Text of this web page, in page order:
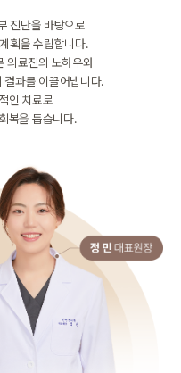
진단을 바탕으로
획을 수립합니다.
의료진의 노하우와
결과를 이끌어냅니다.
인 치료로
복을 돕습니다.